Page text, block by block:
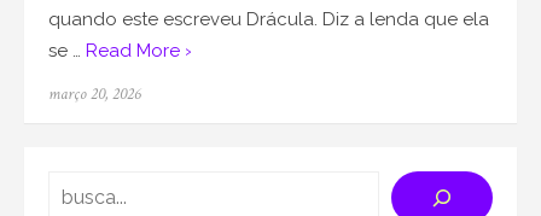
quando este escreveu Drácula. Diz a lenda que ela
se … Read More ›
Posted
março 20, 2026